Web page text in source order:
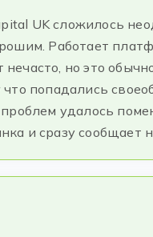
UK сложилось
Работает
но это
попадались
проблем удалось
и сразу сообщает